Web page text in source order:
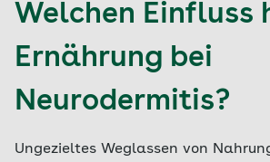
Welchen Einfluss
Ernährung bei
Neurodermitis?
Ungezieltes Weglassen von